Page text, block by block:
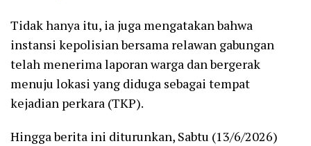
Tidak hanya itu, ia juga mengatakan bahwa
instansi kepolisian bersama relawan gabungan
telah menerima laporan warga dan bergerak
menuju lokasi yang diduga sebagai tempat
kejadian perkara (TKP).
Hingga berita ini diturunkan, Sabtu (13/6/2026)